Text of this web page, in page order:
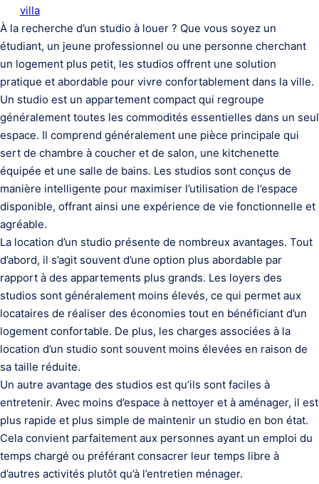
villa
À la recherche d’un studio à louer ? Que vous soyez un
étudiant, un jeune professionnel ou une personne cherchant
un logement plus petit, les studios offrent une solution
pratique et abordable pour vivre confortablement dans la ville.
Un studio est un appartement compact qui regroupe
généralement toutes les commodités essentielles dans un seul
espace. Il comprend généralement une pièce principale qui
sert de chambre à coucher et de salon, une kitchenette
équipée et une salle de bains. Les studios sont conçus de
manière intelligente pour maximiser l’utilisation de l’espace
disponible, offrant ainsi une expérience de vie fonctionnelle et
agréable.
La location d’un studio présente de nombreux avantages. Tout
d’abord, il s’agit souvent d’une option plus abordable par
rapport à des appartements plus grands. Les loyers des
studios sont généralement moins élevés, ce qui permet aux
locataires de réaliser des économies tout en bénéficiant d’un
logement confortable. De plus, les charges associées à la
location d’un studio sont souvent moins élevées en raison de
sa taille réduite.
Un autre avantage des studios est qu’ils sont faciles à
entretenir. Avec moins d’espace à nettoyer et à aménager, il est
plus rapide et plus simple de maintenir un studio en bon état.
Cela convient parfaitement aux personnes ayant un emploi du
temps chargé ou préférant consacrer leur temps libre à
d’autres activités plutôt qu’à l’entretien ménager.